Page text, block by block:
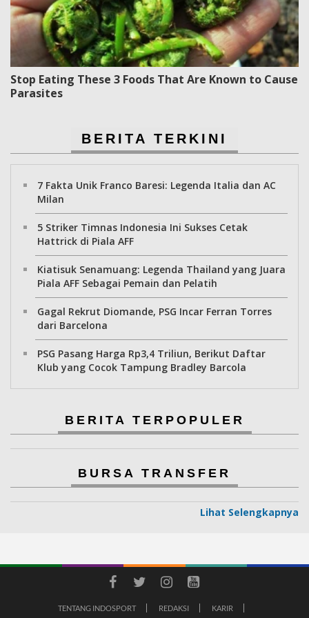
Stop Eating These 3 Foods That Are Known to Cause
Parasites
BERITA TERKINI
7 Fakta Unik Franco Baresi: Legenda Italia dan AC
Milan
5 Striker Timnas Indonesia Ini Sukses Cetak
Hattrick di Piala AFF
Kiatisuk Senamuang: Legenda Thailand yang Juara
Piala AFF Sebagai Pemain dan Pelatih
Gagal Rekrut Diomande, PSG Incar Ferran Torres
dari Barcelona
PSG Pasang Harga Rp3,4 Triliun, Berikut Daftar
Klub yang Cocok Tampung Bradley Barcola
BERITA TERPOPULER
BURSA TRANSFER
Lihat Selengkapnya
TENTANG INDOSPORT REDAKSI KARIR